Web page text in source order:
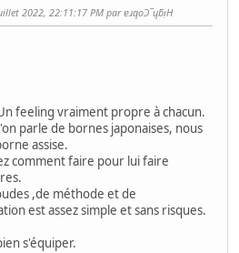
2022, 22:11:17 PM par ɐɹqoƆ‾ɥƃᴉH
feeling vraiment propre à chacun.
parle de bornes japonaises, nous
assise.
comment faire pour lui faire
,de méthode et de
est assez simple et sans risques.
s'équiper.